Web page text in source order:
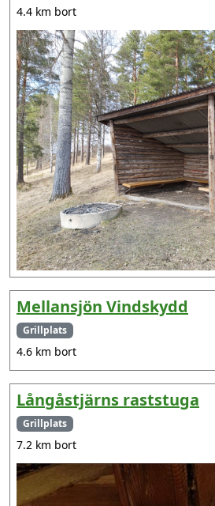
4.4 km bort
Mellansjön Vindskydd
Grillplats
4.6 km bort
Långåstjärns raststuga
Grillplats
7.2 km bort